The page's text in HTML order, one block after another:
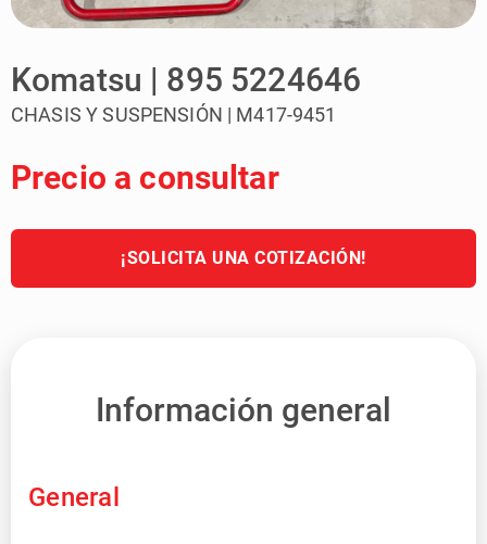
Komatsu | 895 5224646
CHASIS Y SUSPENSIÓN | M417-9451
Precio a consultar
¡SOLICITA UNA COTIZACIÓN!
Información general
General